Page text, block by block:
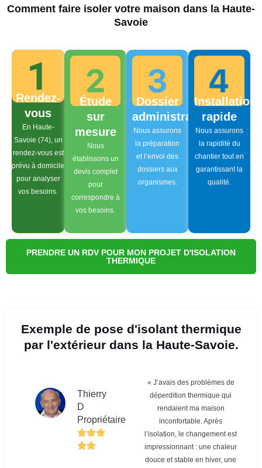
Comment faire isoler votre maison dans la Haute-
Savoie
Rendez-
vous
En Haute-
Savoie (74), un
rendez-vous est
prévu à domicile
pour analyser
vos besoins.
Étude
sur
mesure
Nous
établissons un
devis complet
pour
correspondre à
vos besoins.
Dossier
administratif
Nous assurons
la préparation
et l’envoi des
dossiers aux
organismes.
Installation
rapide
Nous assurons
la rapidité du
chantier tout en
garantissant la
qualité.
PRENDRE UN RDV POUR MON PROJET D'ISOLATION
THERMIQUE
Exemple de pose d'isolant thermique
par l'extérieur dans la Haute-Savoie.
Thierry
D
Propriétaire
« J’avais des problèmes de
déperdition thermique qui
rendaient ma maison
inconfortable. Après
l’isolation, le changement est
impressionnant : une chaleur
douce et stable en hiver, une